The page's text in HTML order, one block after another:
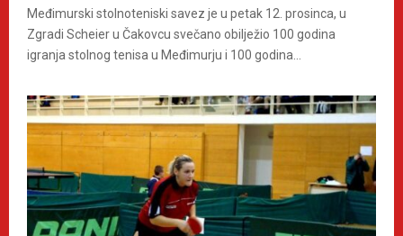
Međimurski stolnoteniski savez je u petak 12. prosinca, u
Zgradi Scheier u Čakovcu svečano obilježio 100 godina
igranja stolnog tenisa u Međimurju i 100 godina...